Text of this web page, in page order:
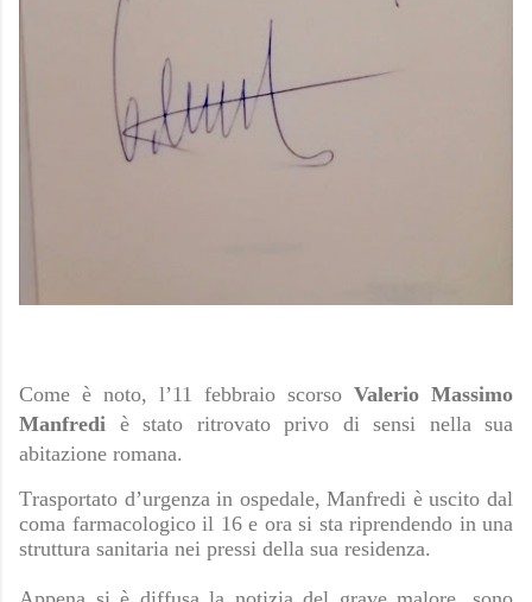
Come è noto, l’11 febbraio scorso Valerio Massimo
Manfredi è stato ritrovato privo di sensi nella sua
abitazione romana.
Trasportato d’urgenza in ospedale, Manfredi è uscito dal
coma farmacologico il 16 e ora si sta riprendendo in una
struttura sanitaria nei pressi della sua residenza.